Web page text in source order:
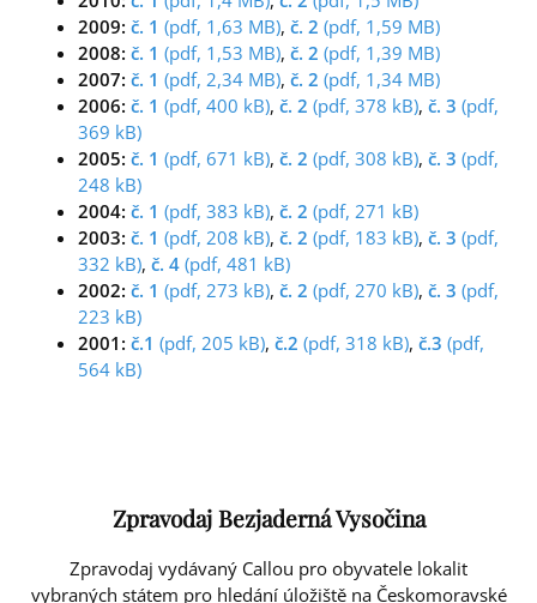
2009: č. 1 (pdf, 1,63 MB), č. 2 (pdf, 1,59 MB)
2008: č. 1 (pdf, 1,53 MB), č. 2 (pdf, 1,39 MB)
2007: č. 1 (pdf, 2,34 MB), č. 2 (pdf, 1,34 MB)
2006: č. 1 (pdf, 400 kB), č. 2 (pdf, 378 kB), č. 3 (pdf,
369 kB)
2005: č. 1 (pdf, 671 kB), č. 2 (pdf, 308 kB), č. 3 (pdf,
248 kB)
2004: č. 1 (pdf, 383 kB), č. 2 (pdf, 271 kB)
2003: č. 1 (pdf, 208 kB), č. 2 (pdf, 183 kB), č. 3 (pdf,
332 kB), č. 4 (pdf, 481 kB)
2002: č. 1 (pdf, 273 kB), č. 2 (pdf, 270 kB), č. 3 (pdf,
223 kB)
2001: č.1 (pdf, 205 kB), č.2 (pdf, 318 kB), č.3 (pdf,
564 kB)
Zpravodaj Bezjaderná Vysočina
Zpravodaj vydávaný Callou pro obyvatele lokalit
vybraných státem pro hledání úložiště na Českomoravské